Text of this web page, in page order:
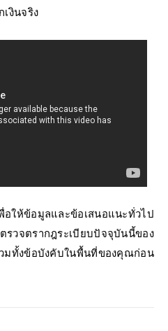
งินจริง
ให้ข้อมูลและข้อเสนอแนะทั่วไป
รากฎระเบียบปัจจุบันนี้ของ
ทั้งข้อบังคับในพื้นที่ของคุณก่อน